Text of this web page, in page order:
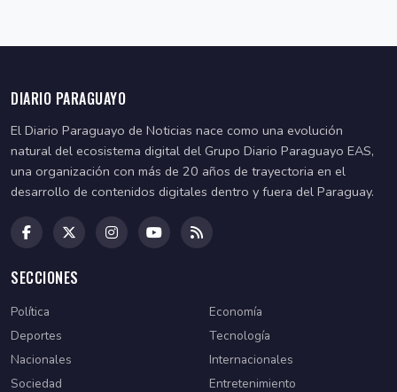
DIARIO PARAGUAYO
El Diario Paraguayo de Noticias nace como una evolución
natural del ecosistema digital del Grupo Diario Paraguayo EAS,
una organización con más de 20 años de trayectoria en el
desarrollo de contenidos digitales dentro y fuera del Paraguay.
SECCIONES
Política
Economía
Deportes
Tecnología
Nacionales
Internacionales
Sociedad
Entretenimiento